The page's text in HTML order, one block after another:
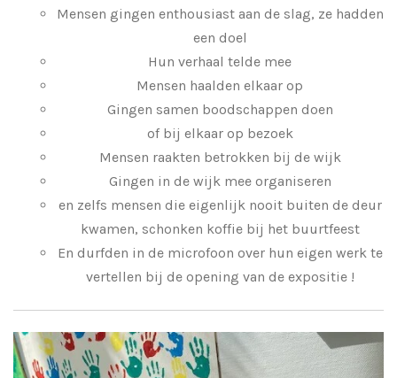
Mensen gingen enthousiast aan de slag, ze hadden
een doel
Hun verhaal telde mee
Mensen haalden elkaar op
Gingen samen boodschappen doen
of bij elkaar op bezoek
Mensen raakten betrokken bij de wijk
Gingen in de wijk mee organiseren
en zelfs mensen die eigenlijk nooit buiten de deur
kwamen, schonken koffie bij het buurtfeest
En durfden in de microfoon over hun eigen werk te
vertellen bij de opening van de expositie !